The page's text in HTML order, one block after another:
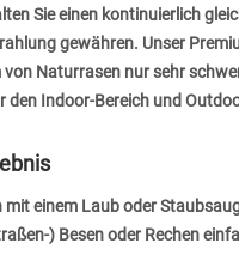
Sie einen kontinuierlich
gewähren. Unser
Naturrasen nur sehr
Indoor-Bereich und
einem Laub oder
) Besen oder Rechen